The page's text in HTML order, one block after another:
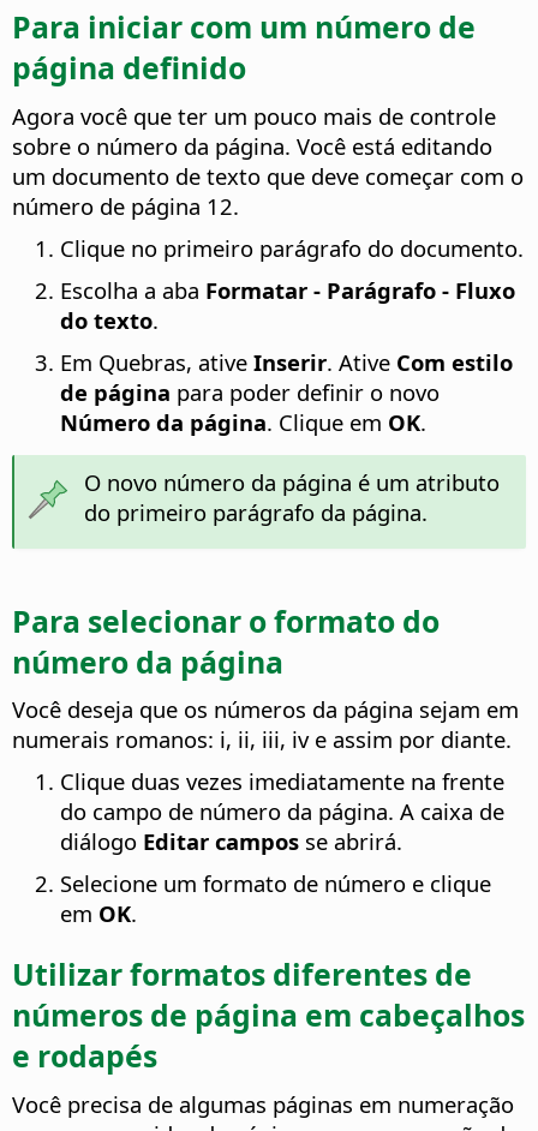
Para iniciar com um número de
página definido
Agora você que ter um pouco mais de controle
sobre o número da página. Você está editando
um documento de texto que deve começar com o
número de página 12.
Clique no primeiro parágrafo do documento.
Escolha a aba Formatar - Parágrafo - Fluxo
do texto.
Em Quebras, ative Inserir. Ative Com estilo
de página para poder definir o novo
Número da página. Clique em OK.
O novo número da página é um atributo
do primeiro parágrafo da página.
Para selecionar o formato do
número da página
Você deseja que os números da página sejam em
numerais romanos: i, ii, iii, iv e assim por diante.
Clique duas vezes imediatamente na frente
do campo de número da página. A caixa de
diálogo Editar campos se abrirá.
Selecione um formato de número e clique
em OK.
Utilizar formatos diferentes de
números de página em cabeçalhos
e rodapés
Você precisa de algumas páginas em numeração